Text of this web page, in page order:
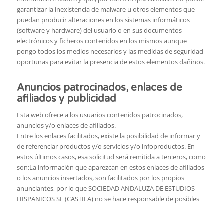
garantizar la inexistencia de malware u otros elementos que
puedan producir alteraciones en los sistemas informáticos
(software y hardware) del usuario o en sus documentos
electrónicos y ficheros contenidos en los mismos aunque
pongo todos los medios necesarios y las medidas de seguridad
oportunas para evitar la presencia de estos elementos dañinos.
Anuncios patrocinados, enlaces de
afiliados y publicidad
Esta web ofrece a los usuarios contenidos patrocinados,
anuncios y/o enlaces de afiliados.
Entre los enlaces facilitados, existe la posibilidad de informar y
de referenciar productos y/o servicios y/o infoproductos. En
estos últimos casos, esa solicitud será remitida a terceros, como
son:La información que aparezcan en estos enlaces de afiliados
o los anuncios insertados, son facilitados por los propios
anunciantes, por lo que SOCIEDAD ANDALUZA DE ESTUDIOS
HISPANICOS SL (CASTILA) no se hace responsable de posibles